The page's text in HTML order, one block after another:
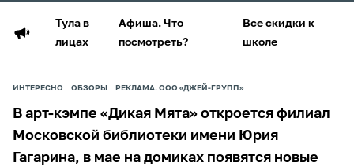
Тула в
лицах
Афиша. Что
посмотреть?
Все скидки к
школе
ИНТЕРЕСНО ОБЗОРЫ РЕКЛАМА. ООО «ДЖЕЙ-ГРУПП»
В арт-кэмпе «Дикая Мята» откроется филиал
Московской библиотеки имени Юрия
Гагарина, в мае на домиках появятся новые